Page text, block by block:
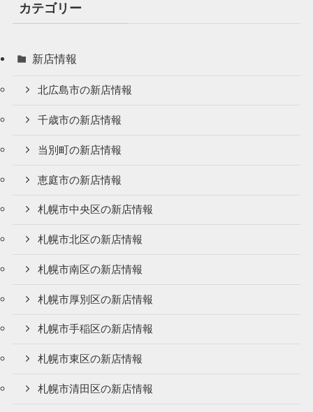
カテゴリー
新店情報
北広島市の新店情報
千歳市の新店情報
当別町の新店情報
恵庭市の新店情報
札幌市中央区の新店情報
札幌市北区の新店情報
札幌市南区の新店情報
札幌市厚別区の新店情報
札幌市手稲区の新店情報
札幌市東区の新店情報
札幌市清田区の新店情報